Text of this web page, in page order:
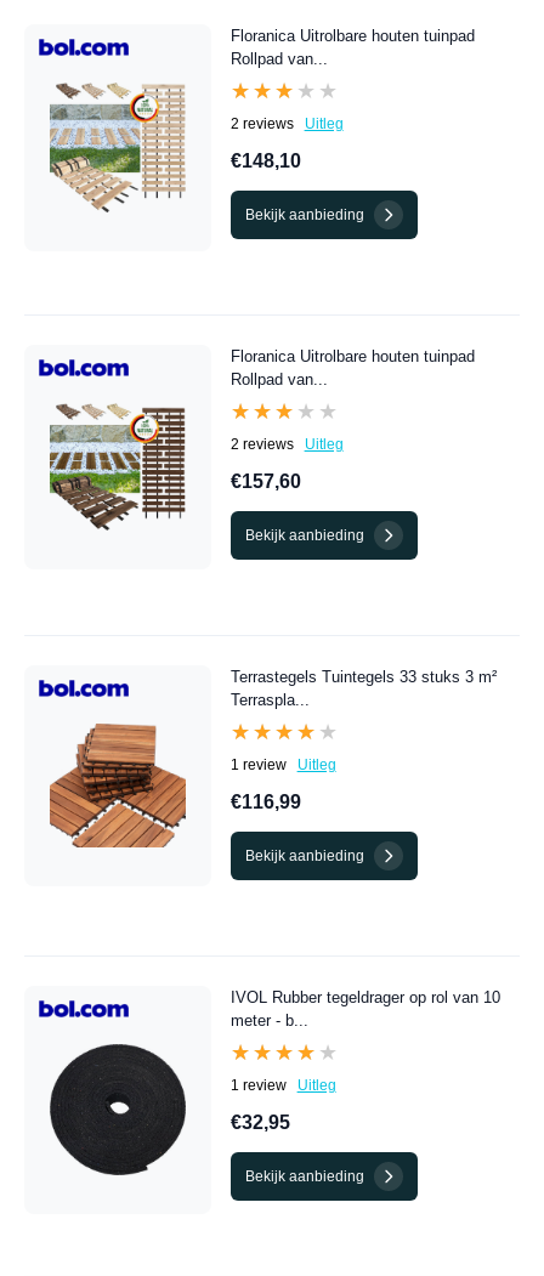
Floranica Uitrolbare houten tuinpad
Rollpad van...
★★★★★
★★★★★
2 reviews Uitleg
€148,10
Bekijk aanbieding
Floranica Uitrolbare houten tuinpad
Rollpad van...
★★★★★
★★★★★
2 reviews Uitleg
€157,60
Bekijk aanbieding
Terrastegels Tuintegels 33 stuks 3 m²
Terraspla...
★★★★★
★★★★★
1 review Uitleg
€116,99
Bekijk aanbieding
IVOL Rubber tegeldrager op rol van 10
meter - b...
★★★★★
★★★★★
1 review Uitleg
€32,95
Bekijk aanbieding